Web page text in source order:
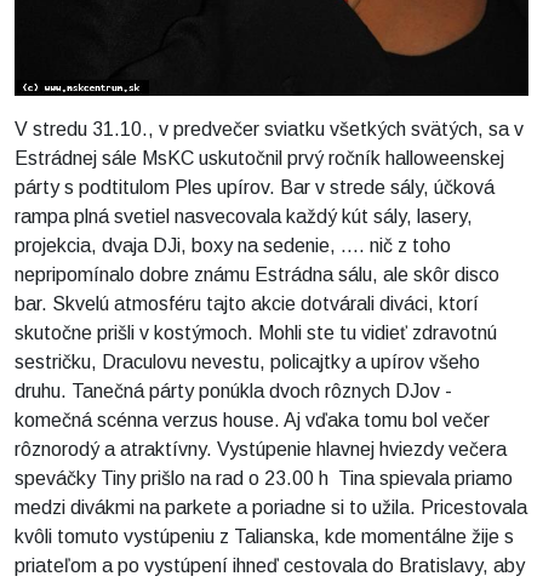
V stredu 31.10., v predvečer sviatku všetkých svätých, sa v
Estrádnej sále MsKC uskutočnil prvý ročník halloweenskej
párty s podtitulom Ples upírov. Bar v strede sály, účková
rampa plná svetiel nasvecovala každý kút sály, lasery,
projekcia, dvaja DJi, boxy na sedenie, .... nič z toho
nepripomínalo dobre známu Estrádna sálu, ale skôr disco
bar. Skvelú atmosféru tajto akcie dotvárali diváci, ktorí
skutočne prišli v kostýmoch. Mohli ste tu vidieť zdravotnú
sestričku, Draculovu nevestu, policajtky a upírov všeho
druhu. Tanečná párty ponúkla dvoch rôznych DJov -
komečná scénna verzus house. Aj vďaka tomu bol večer
rôznorodý a atraktívny. Vystúpenie hlavnej hviezdy večera
speváčky Tiny prišlo na rad o 23.00 h Tina spievala priamo
medzi divákmi na parkete a poriadne si to užila. Pricestovala
kvôli tomuto vystúpeniu z Talianska, kde momentálne žije s
priateľom a po vystúpení ihneď cestovala do Bratislavy, aby